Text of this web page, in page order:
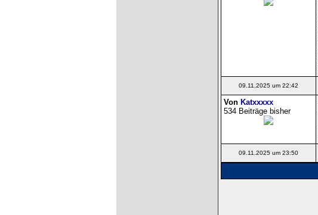
09.11.2025 um 22:42
Von Katxxxxx
534 Beiträge bisher
09.11.2025 um 23:50